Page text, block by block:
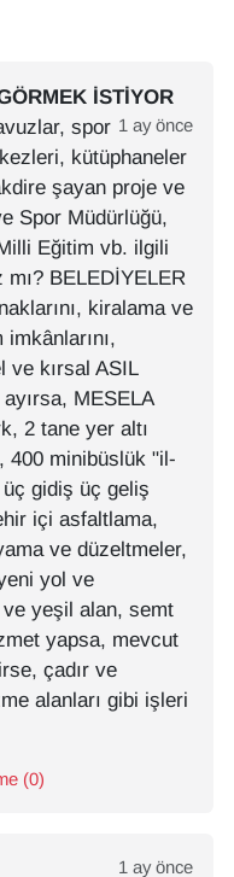
ISTIYOR
1 ay önce
spor
kütüphaneler
şayan proje ve
Spor Müdürlüğü,
Eğitim vb. ilgili
BELEDİYELER
kiralama ve
ve kırsal ASIL
MESELA
2 tane yer altı
400 minibüslük "il-
gidiş üç geliş
içi asfaltlama,
ve düzeltmeler,
yol ve
ve yeşil alan, semt
yapsa, mevcut
çadır ve
alanları gibi işleri
(0)
1 ay önce